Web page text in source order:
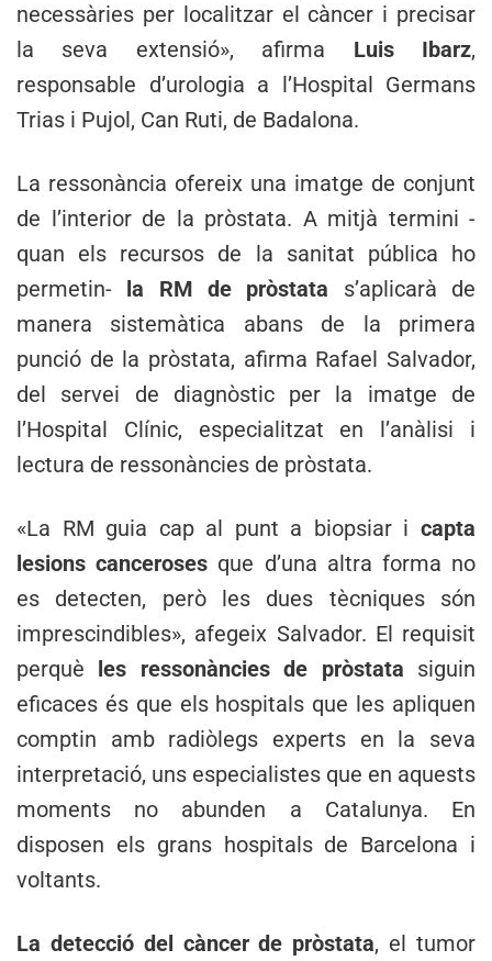
necessàries per localitzar el càncer i precisar
la seva extensió», afirma Luis Ibarz,
responsable d’urologia a l’Hospital Germans
Trias i Pujol, Can Ruti, de Badalona.
La ressonància ofereix una imatge de conjunt
de l’interior de la pròstata. A mitjà termini -
quan els recursos de la sanitat pública ho
permetin- la RM de pròstata s’aplicarà de
manera sistemàtica abans de la primera
punció de la pròstata, afirma Rafael Salvador,
del servei de diagnòstic per la imatge de
l’Hospital Clínic, especialitzat en l’anàlisi i
lectura de ressonàncies de pròstata.
«La RM guia cap al punt a biopsiar i capta
lesions canceroses que d’una altra forma no
es detecten, però les dues tècniques són
imprescindibles», afegeix Salvador. El requisit
perquè les ressonàncies de pròstata siguin
eficaces és que els hospitals que les apliquen
comptin amb radiòlegs experts en la seva
interpretació, uns especialistes que en aquests
moments no abunden a Catalunya. En
disposen els grans hospitals de Barcelona i
voltants.
La detecció del càncer de pròstata, el tumor